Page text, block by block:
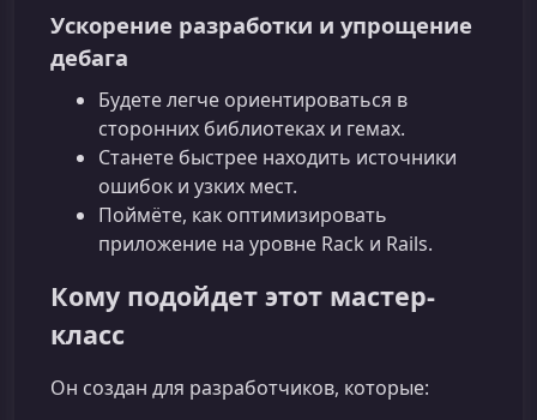
Ускорение разработки и упрощение
дебага
Будете легче ориентироваться в
сторонних библиотеках и гемах.
Станете быстрее находить источники
ошибок и узких мест.
Поймёте, как оптимизировать
приложение на уровне Rack и Rails.
Кому подойдет этот мастер-
класс
Он создан для разработчиков, которые: